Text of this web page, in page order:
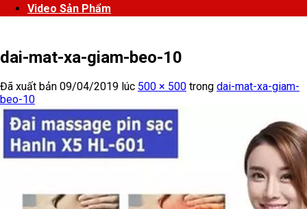
Video Sản Phẩm
dai-mat-xa-giam-beo-10
Đã xuất bản 09/04/2019 lúc 500 × 500 trong dai-mat-xa-giam-
beo-10